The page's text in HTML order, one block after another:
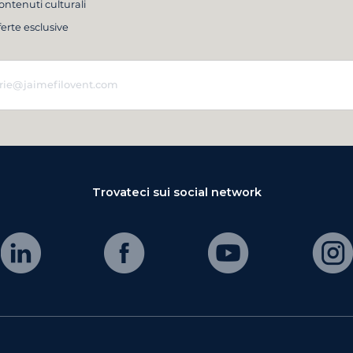
culturali
esclusive
Trovateci sui social network